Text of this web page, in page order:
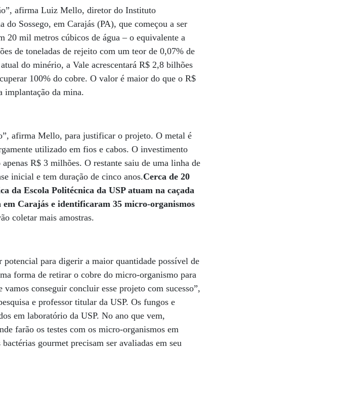
afirma Luiz Mello, diretor do Instituto
Sossego, em Carajás (PA), que começou a ser
20 mil metros cúbicos de água – o equivalente a
de toneladas de rejeito com um teor de 0,07% de
do minério, a Vale acrescentará R$ 2,8 bilhões
100% do cobre. O valor é maior do que o R$
implantação da mina.
afirma Mello, para justificar o projeto. O metal é
utilizado em fios e cabos. O investimento
R$ 3 milhões. O restante saiu de uma linha de
inicial e tem duração de cinco anos.Cerca de 20
da Escola Politécnica da USP atuam na caçada
Carajás e identificaram 35 micro-organismos
coletar mais amostras.
para digerir a maior quantidade possível de
forma de retirar o cobre do micro-organismo para
conseguir concluir esse projeto com sucesso”,
e professor titular da USP. Os fungos e
em laboratório da USP. No ano que vem,
farão os testes com os micro-organismos em
gourmet precisam ser avaliadas em seu